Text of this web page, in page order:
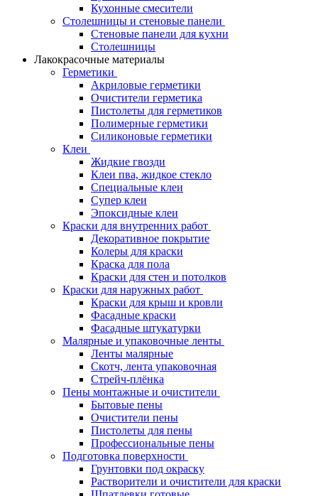
Кухонные смесители
Столешницы и стеновые панели
Стеновые панели для кухни
Столешницы
Лакокрасочные материалы
Герметики
Акриловые герметики
Очистители герметика
Пистолеты для герметиков
Полимерные герметики
Силиконовые герметики
Клеи
Жидкие гвозди
Клеи пва, жидкое стекло
Специальные клеи
Супер клеи
Эпоксидные клеи
Краски для внутренних работ
Декоративное покрытие
Колеры для краски
Краска для пола
Краски для стен и потолков
Краски для наружных работ
Краски для крыш и кровли
Фасадные краски
Фасадные штукатурки
Малярные и упаковочные ленты
Ленты малярные
Скотч, лента упаковочная
Стрейч-плёнка
Пены монтажные и очистители
Бытовые пены
Очистители пены
Пистолеты для пены
Профессиональные пены
Подготовка поверхности
Грунтовки под окраску
Растворители и очистители для краски